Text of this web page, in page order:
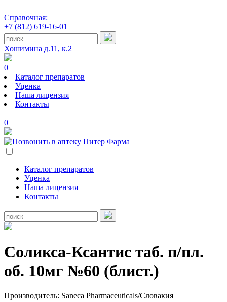
Справочная:
+7 (812) 619-16-01
Хошимина д.11, к.2
0
Каталог препаратов
Уценка
Наша лицензия
Контакты
0
Каталог препаратов
Уценка
Наша лицензия
Контакты
Соликса-Ксантис таб. п/пл.
об. 10мг №60 (блист.)
Производитель: Saneca Pharmaceuticals/Словакия